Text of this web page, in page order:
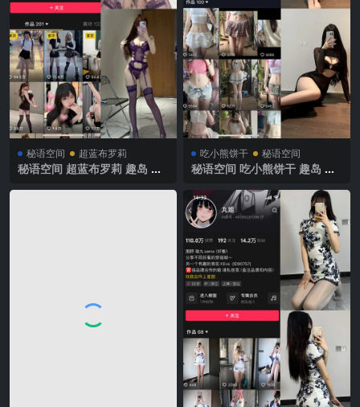
秘语空间 超蓝布罗莉
秘语空间 超蓝布罗莉 趣岛 N
新完整版
吃小熊饼干 秘语空间
秘语空间 吃小熊饼干 趣岛 N
新完整版